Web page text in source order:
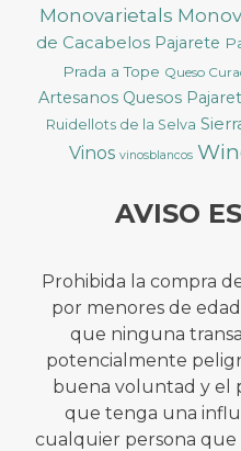
Monovarietals
de Cacabelos Pajarete
Prada a Tope Queso
Artesanos Quesos
Ruidellots de la Selva
Vinos vinosblancos
AVISO
Prohibida la compra
por menores de
que ninguna
potencialmente
buena voluntad y el
que tenga una
cualquier persona que